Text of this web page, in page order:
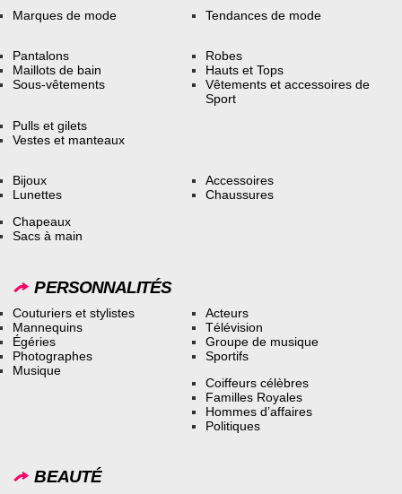
Marques de mode Tendances de mode
Pantalons
Maillots de bain
Sous-vêtements
Robes
Hauts et Tops
Vêtements et accessoires de
Sport
Pulls et gilets
Vestes et manteaux
Bijoux
Lunettes
Accessoires
Chaussures
Chapeaux
Sacs à main
PERSONNALITÉS
Couturiers et stylistes
Mannequins
Égéries
Photographes
Musique
Acteurs
Télévision
Groupe de musique
Sportifs
Coiffeurs célèbres
Familles Royales
Hommes d’affaires
Politiques
BEAUTÉ